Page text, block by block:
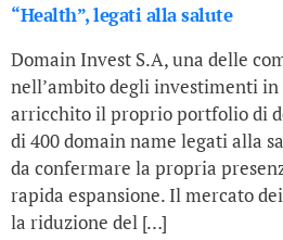
“Health”, legati alla salute
Domain Invest S.A, una delle
nell’ambito degli investimenti
arricchito il proprio portfolio di
di 400 domain name legati alla
da confermare la propria
rapida espansione. Il mercato
la riduzione del […]